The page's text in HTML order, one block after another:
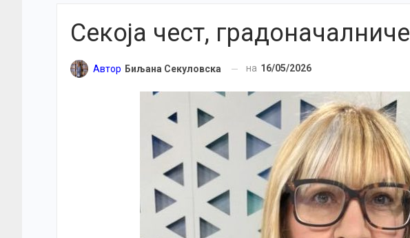
Секоја чест, градоначалниче
Автор Биљана Секуловска на 16/05/2026